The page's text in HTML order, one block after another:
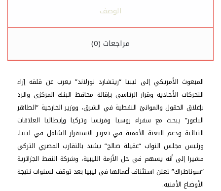
المحلي
في
الممتدة
ما
بين
17
و23
أيلول
الوصف
مراجعات (0)
المبعوث الأمريكي إلى ليبيا “ريتشارد نورلاند” يعرب عن قلقه إزاء
التحركات الأحادية وقرار الرئاسي بإقالة محافظ البنك المركزي والرد
بإغلاق الحقول والموانئ النفطية في الشرق، ووزير الخارجية “الطاهر
الباعور” يبحث مع سفراء روسيا وفرنسا وتركيا وإيطاليا العلاقات
الثنائية ودعم البعثة الأممية في تعزيز الاستقرار الشامل في ليبيا،
ورئيس مجلس النواب “عقيلة صالح” يشيد بالتقارب المصري التركي
مشيرا إلى أنه يسهم في حل الأزمة الليبية، وشركة النفط الجزائرية
“سوناطراك” تعلن استئناف أعمالها في ليبيا بعد توقف لسنوات نتيجة
الأوضاع الأمنية.